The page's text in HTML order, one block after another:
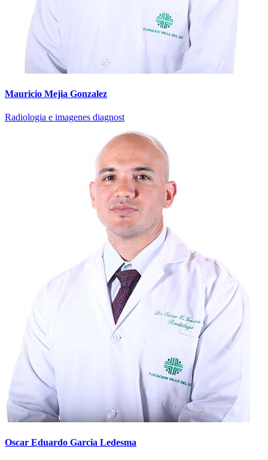
Mauricio Mejia Gonzalez
Radiologia e imagenes diagnost
Oscar Eduardo Garcia Ledesma